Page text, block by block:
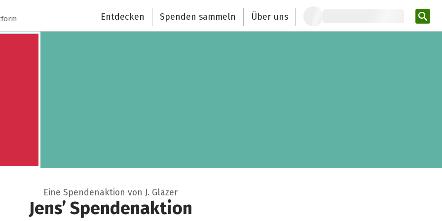
Entdecken Spenden sammeln Über uns
Eine Spendenaktion von J. Glazer
Jens’ Spendenaktion
Schließen